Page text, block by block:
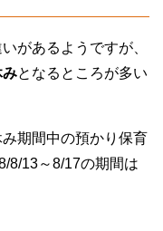
があるようですが、
みとなるところが多い
期間中の預かり保育
8/13～8/17の期間は